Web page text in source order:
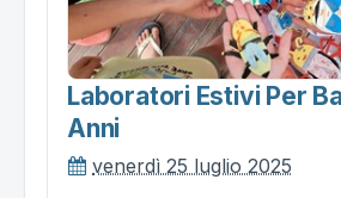
Laboratori Estivi Per
Anni
venerdì 25 luglio 2025